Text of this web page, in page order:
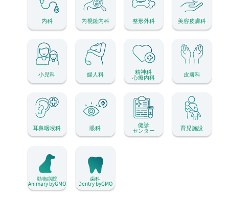
内科 内視鏡内科 整形外科 美容皮膚科
小児科 婦人科 精神科
心療内科 皮膚科
耳鼻咽喉科 眼科 健診
センター 育児施設
動物病院
Animary byGMO
歯科
Dentry byGMO